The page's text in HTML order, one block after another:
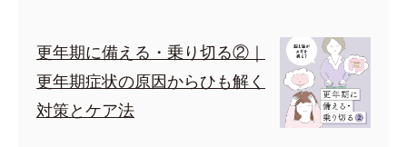
更年期に備える・乗り切る②｜
更年期症状の原因からひも解く
対策とケア法